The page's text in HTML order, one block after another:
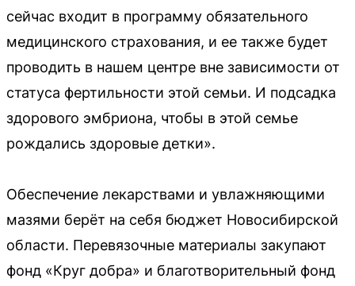
сейчас входит в программу обязательного
медицинского страхования, и ее также будет
проводить в нашем центре вне зависимости от
статуса фертильности этой семьи. И подсадка
здорового эмбриона, чтобы в этой семье
рождались здоровые детки».
Обеспечение лекарствами и увлажняющими
мазями берёт на себя бюджет Новосибирской
области. Перевязочные материалы закупают
фонд «Круг добра» и благотворительный фонд